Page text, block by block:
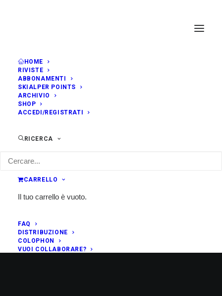
HOME
RIVISTE
ABBONAMENTI
SKIALPER POINTS
ARCHIVIO
SHOP
ACCEDI/REGISTRATI
RICERCA
CARRELLO
Il tuo carrello è vuoto.
FAQ
DISTRIBUZIONE
COLOPHON
VUOI COLLABORARE?